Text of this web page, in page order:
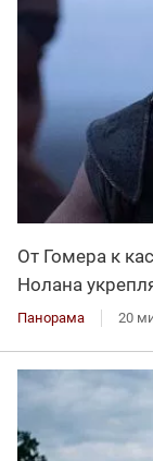
От Гомера к
Нолана
Панорама 20